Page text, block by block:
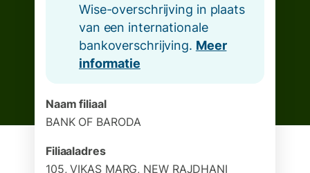
Wise-overschrijving in plaats
van een internationale
bankoverschrijving. Meer
informatie
Naam filiaal
BANK OF BARODA
Filiaaladres
105, VIKAS MARG, NEW RAJDHANI